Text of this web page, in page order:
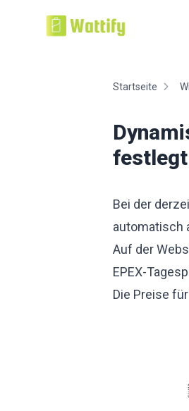
Startseite
festlegt
Bei der
automatisch
Auf der
EPEX-
Die Preise